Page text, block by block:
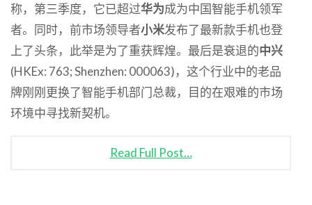
称，第三季度，它已超过华为成为中国智能手机领军
者。同时，前市场领导者小米发布了最新款手机也登
上了头条，此举是为了重获辉煌。最后是衰退的中兴
(HKEx: 763; Shenzhen: 000063)，这个行业中的老品
牌刚刚更换了智能手机部门总裁，目的在艰难的市场
环境中寻找新契机。
Read Full Post…